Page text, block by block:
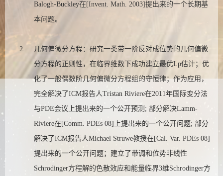
Balogh-Buckley在[Invent. Math. 2003]提出来的一个长期基
本问题。
几何偏微分方程：研究一类带一阶反对成位势的几何偏微
分方程的正则性，在临界维数下成功建立最优Lp估计；优
化了一般偶数阶几何偏微分方程组的守恒律；作为应用，
完全解决了ICM报告人Tristan Riviere在2011年国际变分法
与PDE会议上提出来的一个公开预测; 部分解决Lamm-
Riviere在[Comm. PDEs 08]上提出来的一个公开问题; 部分
解决了ICM报告人Michael Struwe教授在[Cal. Var. PDEs 08]
提出来的一个公开问题；建立了带调和位势非线性
Schrodinger方程解的色散效应和能量临界3维Schrodinger方